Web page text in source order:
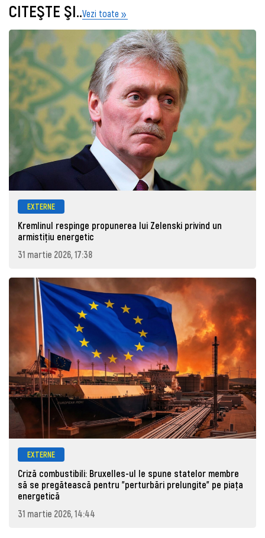
CITEŞTE ŞI..Vezi toate
EXTERNE
Kremlinul respinge propunerea lui Zelenski privind un
armistițiu energetic
31 martie 2026, 17:38
EXTERNE
Criză combustibili: Bruxelles-ul le spune statelor membre
să se pregătească pentru "perturbări prelungite" pe piața
energetică
31 martie 2026, 14:44